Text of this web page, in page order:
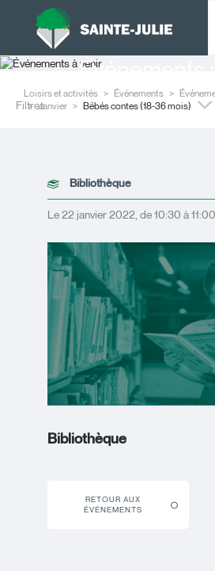
Événements
Loisirs et activités Événements
Janvier
Bébés contes (18-36 mois)
Filtres
Bibliothèque
Le 22 janvier 2022, de 10:30 à 11:00
Bibliothèque
RETOUR AUX
ÉVÉNEMENTS